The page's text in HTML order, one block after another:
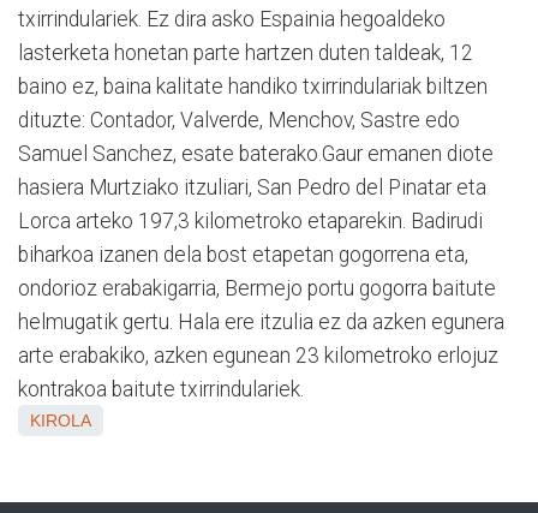
txirrindulariek. Ez dira asko Espainia hegoaldeko
lasterketa honetan parte hartzen duten taldeak, 12
baino ez, baina kalitate handiko txirrindulariak biltzen
dituzte: Contador, Valverde, Menchov, Sastre edo
Samuel Sanchez, esate baterako.Gaur emanen diote
hasiera Murtziako itzuliari, San Pedro del Pinatar eta
Lorca arteko 197,3 kilometroko etaparekin. Badirudi
biharkoa izanen dela bost etapetan gogorrena eta,
ondorioz erabakigarria, Bermejo portu gogorra baitute
helmugatik gertu. Hala ere itzulia ez da azken egunera
arte erabakiko, azken egunean 23 kilometroko erlojuz
kontrakoa baitute txirrindulariek.
KIROLA